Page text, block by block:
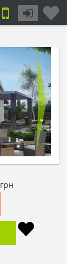
грн